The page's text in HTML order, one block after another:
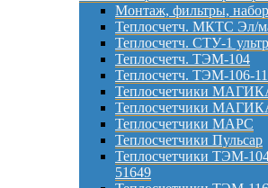
Монтаж, фильтры,
Теплосчетч. МКТС Эл/
Теплосчетч. СТУ-1
Теплосчетч. ТЭМ-104
Теплосчетч. ТЭМ-106-
Теплосчетчики
Теплосчетчики
Теплосчетчики МАРС
Теплосчетчики Пульсар
Теплосчетчики ТЭМ-
51649